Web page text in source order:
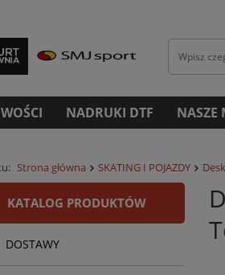
NADRUKI DTF NASZE
Strona główna SKATING I POJAZDY
KATALOG PRODUKTÓW
DOSTAWY